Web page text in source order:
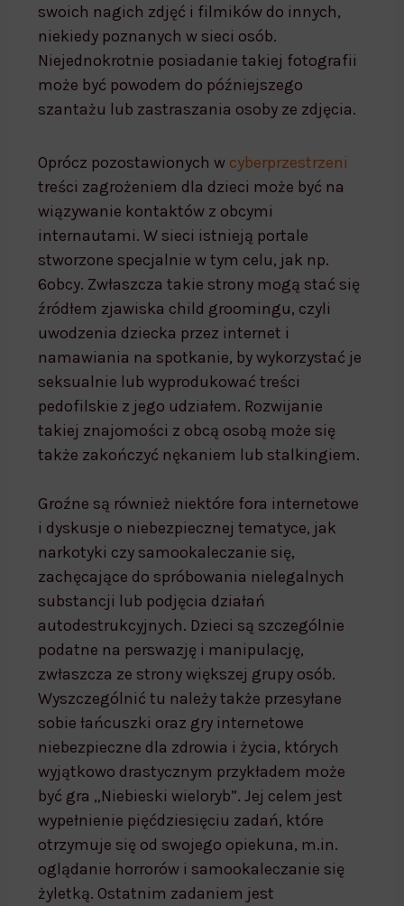
swoich nagich zdjęć i filmików do innych,
niekiedy poznanych w sieci osób.
Niejednokrotnie posiadanie takiej fotografii
może być powodem do późniejszego
szantażu lub zastraszania osoby ze zdjęcia.
Oprócz pozostawionych w cyberprzestrzeni
treści zagrożeniem dla dzieci może być na
wiązywanie kontaktów z obcymi
internautami. W sieci istnieją portale
stworzone specjalnie w tym celu, jak np.
6obcy. Zwłaszcza takie strony mogą stać się
źródłem zjawiska child groomingu, czyli
uwodzenia dziecka przez internet i
namawiania na spotkanie, by wykorzystać je
seksualnie lub wyprodukować treści
pedofilskie z jego udziałem. Rozwijanie
takiej znajomości z obcą osobą może się
także zakończyć nękaniem lub stalkingiem.
Groźne są również niektóre fora internetowe
i dyskusje o niebezpiecznej tematyce, jak
narkotyki czy samookaleczanie się,
zachęcające do spróbowania nielegalnych
substancji lub podjęcia działań
autodestrukcyjnych. Dzieci są szczególnie
podatne na perswazję i manipulację,
zwłaszcza ze strony większej grupy osób.
Wyszczególnić tu należy także przesyłane
sobie łańcuszki oraz gry internetowe
niebezpieczne dla zdrowia i życia, których
wyjątkowo drastycznym przykładem może
być gra „Niebieski wieloryb”. Jej celem jest
wypełnienie pięćdziesięciu zadań, które
otrzymuje się od swojego opiekuna, m.in.
oglądanie horrorów i samookaleczanie się
żyletką. Ostatnim zadaniem jest